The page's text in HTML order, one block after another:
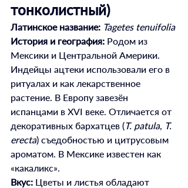
тонколистный)
Латинское название: Tagetes tenuifolia
История и география: Родом из
Мексики и Центральной Америки.
Индейцы ацтеки использовали его в
ритуалах и как лекарственное
растение. В Европу завезён
испанцами в XVI веке. Отличается от
декоративных бархатцев (T. patula T.
erecta) съедобностью и цитрусовым
ароматом. В Мексике известен как
«какаликс».
Вкус: Цветы и листья обладают